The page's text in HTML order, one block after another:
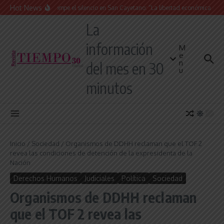
Saltar al contenido
Hot News
La Iglesia rompe el silencio en San Cayetano: “La libertad económica no
La
información
del mes en 30
minutos
M
e
n
u
Inicio / Sociedad / Organismos de DDHH reclaman que el TOF 2
revea las condiciones de detención de la expresidenta de la
Nación
Derechos Humanos Judiciales Política Sociedad
Organismos de DDHH reclaman
que el TOF 2 revea las